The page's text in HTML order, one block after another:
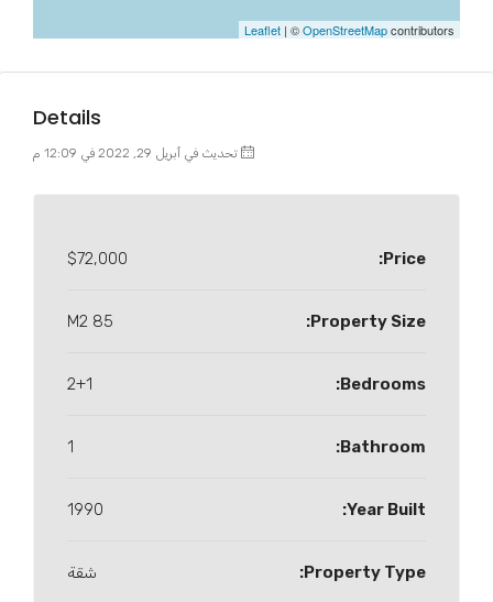
Leaflet | ©OpenStreetMapcontributors
Details
تحديث في أبريل 29, 2022 في 12:09 م
Price:
$72,000
Property Size:
85 M2
Bedrooms:
2+1
Bathroom:
1
Year Built:
1990
Property Type: شقة